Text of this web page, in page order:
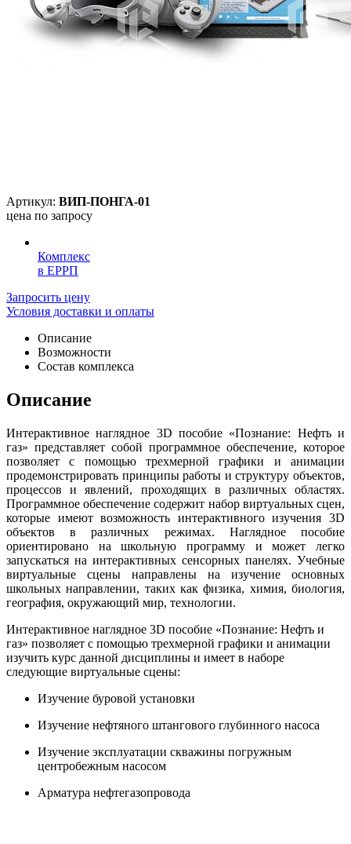
Артикул: ВИП-ПОНГА-01
цена по запросу
Комплекс
в ЕРРП
Запросить цену
Условия доставки и оплаты
Описание
Возможности
Состав комплекса
Описание
Интерактивное наглядное 3D пособие «Познание: Нефть и
газ» представляет собой программное обеспечение, которое
позволяет с помощью трехмерной графики и анимации
продемонстрировать принципы работы и структуру объектов,
процессов и явлений, проходящих в различных областях.
Программное обеспечение содержит набор виртуальных сцен,
которые имеют возможность интерактивного изучения 3D
объектов в различных режимах. Наглядное пособие
ориентировано на школьную программу и может легко
запускаться на интерактивных сенсорных панелях. Учебные
виртуальные сцены направлены на изучение основных
школьных направлении, таких как физика, химия, биология,
география, окружающий мир, технологии.
Интерактивное наглядное 3D пособие «Познание: Нефть и
газ» позволяет с помощью трехмерной графики и анимации
изучить курс данной дисциплины и имеет в наборе
следующие виртуальные сцены:
Изучение буровой установки
Изучение нефтяного штангового глубинного насоса
Изучение эксплуатации скважины погружным
центробежным насосом
Арматура нефтегазопровода